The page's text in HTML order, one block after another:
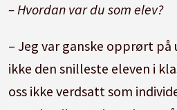
– Hvordan var du som elev?
– Jeg var ganske opprørt
ikke den snilleste eleven i
oss ikke verdsatt som